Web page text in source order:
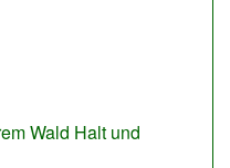
Wald Halt und
Holz um modern,